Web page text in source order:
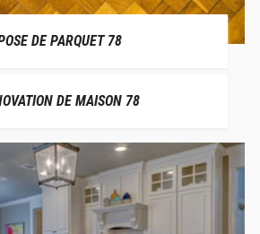
DE PARQUET 78
DE MAISON 78